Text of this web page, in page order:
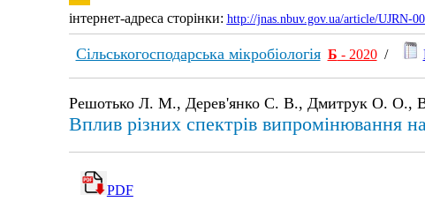
інтернет-адреса сторінки: http://jnas.nbuv.gov.ua/article/UJRN-
Сільськогосподарська мікробіологія Б - 2020/
Решотько Л. М., Дерев'янко С. В., Дмитрук О. О.,
Вплив різних спектрів випромінювання
PDF